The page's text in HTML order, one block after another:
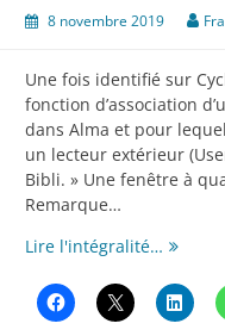
8 novembre 2019
Une fois identifié sur
fonction d’association
dans Alma et pour
un lecteur extérieur
Bibli. » Une fenêtre à
Remarque…
Lire l'intégralité… Cyclope
une